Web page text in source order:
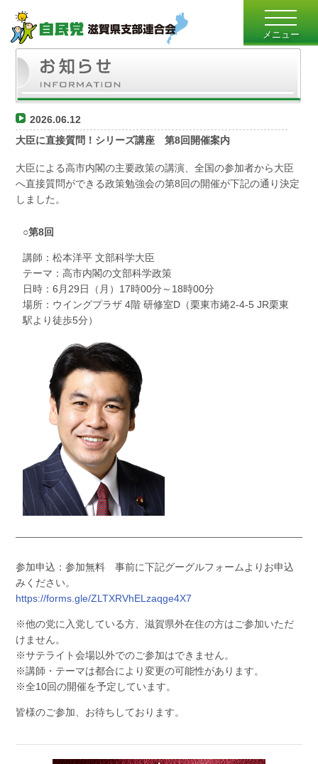
toggle
メニュー
2026.06.12
大臣に直接質問！シリーズ講座 第8回開催案内
大臣による高市内閣の主要政策の講演、全国の参加者から大臣
へ直接質問ができる政策勉強会の第8回の開催が下記の通り決定
しました。
○第8回
講師：松本洋平 文部科学大臣
テーマ：高市内閣の文部科学政策
日時：6月29日（月）17時00分～18時00分
場所：ウイングプラザ 4階 研修室D（栗東市綣2-4-5 JR栗東
駅より徒歩5分）
参加申込：参加無料 事前に下記グーグルフォームよりお申込
みください。
https://forms.gle/ZLTXRVhELzaqge4X7
※他の党に入党している方、滋賀県外在住の方はご参加いただ
けません。
※サテライト会場以外でのご参加はできません。
※講師・テーマは都合により変更の可能性があります。
※全10回の開催を予定しています。
皆様のご参加、お待ちしております。